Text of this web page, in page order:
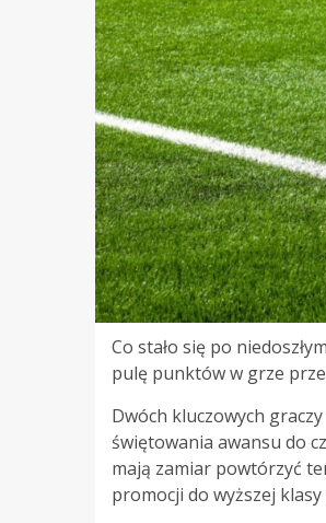
Co stało się po
pulę punktów w grze
Dwóch kluczowych
świętowania awansu do
mają zamiar powtórzyć
promocji do wyższej